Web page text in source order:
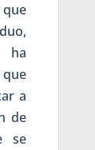
ha
a
de
se